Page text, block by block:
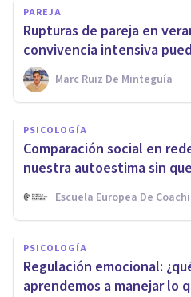
PAREJA
Rupturas de pareja en
convivencia intensiva
Marc Ruiz De Minteguía
PSICOLOGÍA
Comparación social en
nuestra autoestima sin
Escuela Europea De
PSICOLOGÍA
Regulación emocional:
aprendemos a manejar lo